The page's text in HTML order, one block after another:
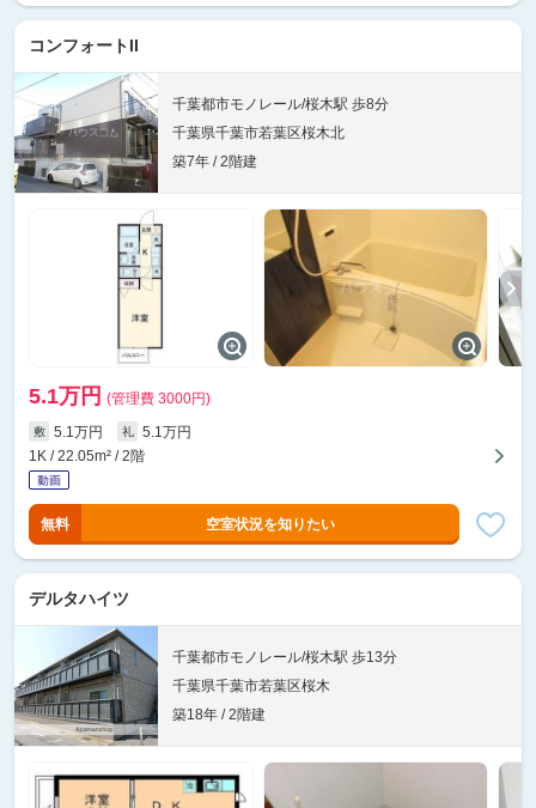
コンフォートII
千葉都市モノレール/桜木駅 歩8分
千葉県千葉市若葉区桜木北
築7年 / 2階建
5.1万円 (管理費 3000円)
敷 5.1万円 礼
5.1万円
1K / 22.05m² / 2階
無料 空室状況を知りたい
デルタハイツ
千葉都市モノレール/桜木駅 歩13分
千葉県千葉市若葉区桜木
築18年 / 2階建